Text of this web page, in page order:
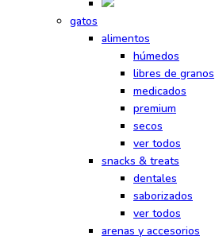
gatos
alimentos
húmedos
libres de granos
medicados
premium
secos
ver todos
snacks & treats
dentales
saborizados
ver todos
arenas y accesorios